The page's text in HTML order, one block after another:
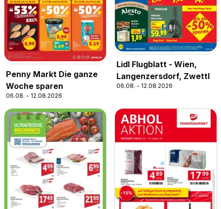
Penny Markt Die ganze
Woche sparen
06.08. - 12.08.2026
Lidl Flugblatt - Wien,
Langenzersdorf, Zwettl
06.08. - 12.08.2026